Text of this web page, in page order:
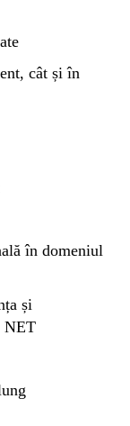
cât și în
în domeniul
și
NET